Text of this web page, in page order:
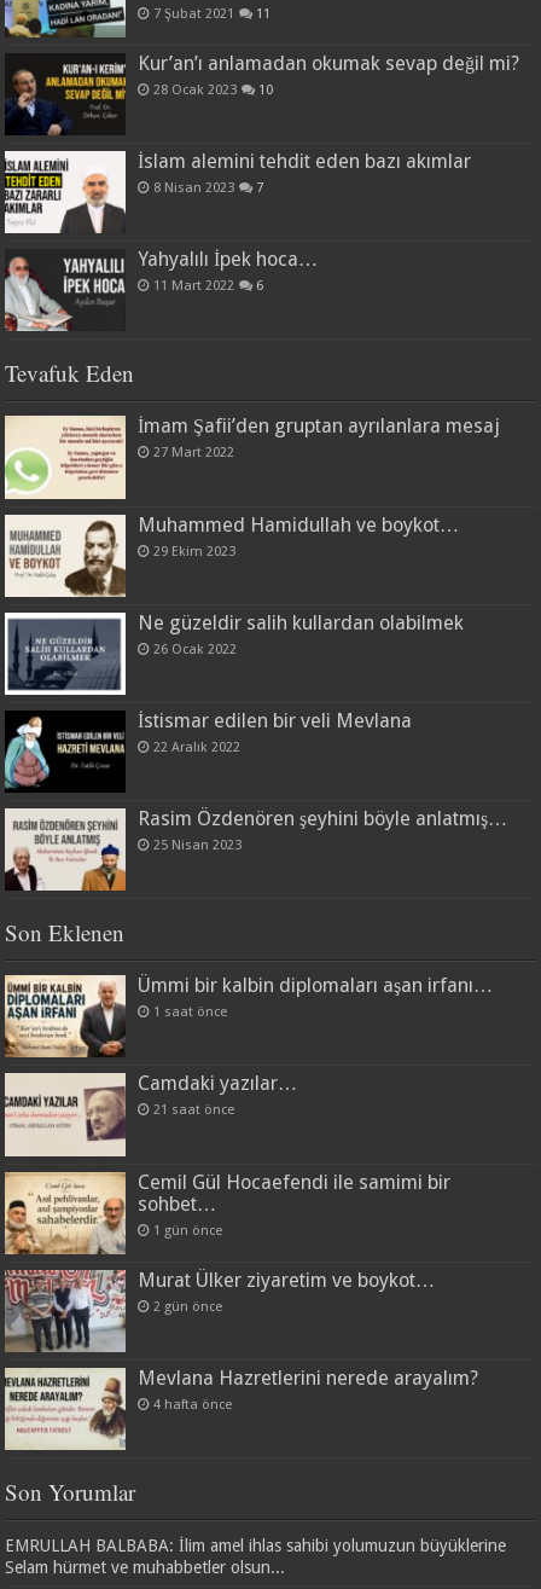
7 Şubat 2021 11
Kur’an’ı anlamadan okumak sevap değil mi?
28 Ocak 2023 10
İslam alemini tehdit eden bazı akımlar
8 Nisan 2023 7
Yahyalılı İpek hoca…
11 Mart 2022 6
Tevafuk Eden
İmam Şafii’den gruptan ayrılanlara mesaj
27 Mart 2022
Muhammed Hamidullah ve boykot…
29 Ekim 2023
Ne güzeldir salih kullardan olabilmek
26 Ocak 2022
İstismar edilen bir veli Mevlana
22 Aralık 2022
Rasim Özdenören şeyhini böyle anlatmış…
25 Nisan 2023
Son Eklenen
Ümmi bir kalbin diplomaları aşan irfanı…
1 saat önce
Camdaki yazılar…
21 saat önce
Cemil Gül Hocaefendi ile samimi bir
sohbet…
1 gün önce
Murat Ülker ziyaretim ve boykot…
2 gün önce
Mevlana Hazretlerini nerede arayalım?
4 hafta önce
Son Yorumlar
EMRULLAH BALBABA: İlim amel ihlas sahibi yolumuzun büyüklerine
Selam hürmet ve muhabbetler olsun...